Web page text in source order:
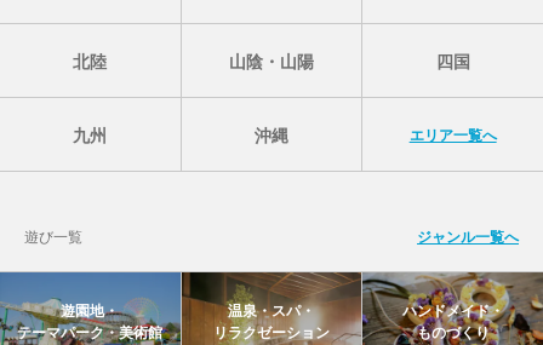
北陸 山陰・山陽 四国
九州 沖縄 エリア一覧へ
遊び一覧 ジャンル一覧へ
遊園地・
テーマパーク・美術館
温泉・スパ・
リラクゼーション
ハンドメイド・
ものづくり